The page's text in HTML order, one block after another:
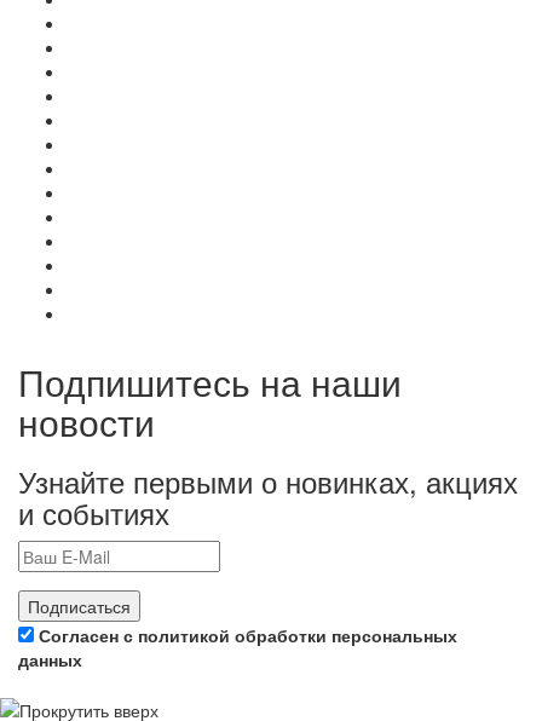
Подпишитесь на наши
новости
Узнайте первыми о новинках, акциях
и событиях
Подписаться
Согласен с политикой обработки персональных
данных